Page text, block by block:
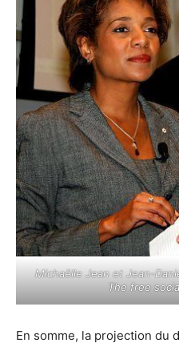
Michaëlle Jean et Jean-
The free
En somme, la projection du